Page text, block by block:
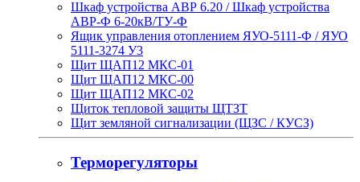
Шкаф устройства АВР 6.20 / Шкаф устройства
АВР-Ф 6-20кВ/ТУ-Ф
Ящик управления отоплением ЯУО-5111-Ф / ЯУО
5111-3274 У3
Щит ЩАП12 МКС-01
Щит ЩАП12 МКС-00
Щит ЩАП12 МКС-02
Щиток тепловой защиты ЩТЗТ
Щит земляной сигнализации (ЩЗС / КУСЗ)
Терморегуляторы